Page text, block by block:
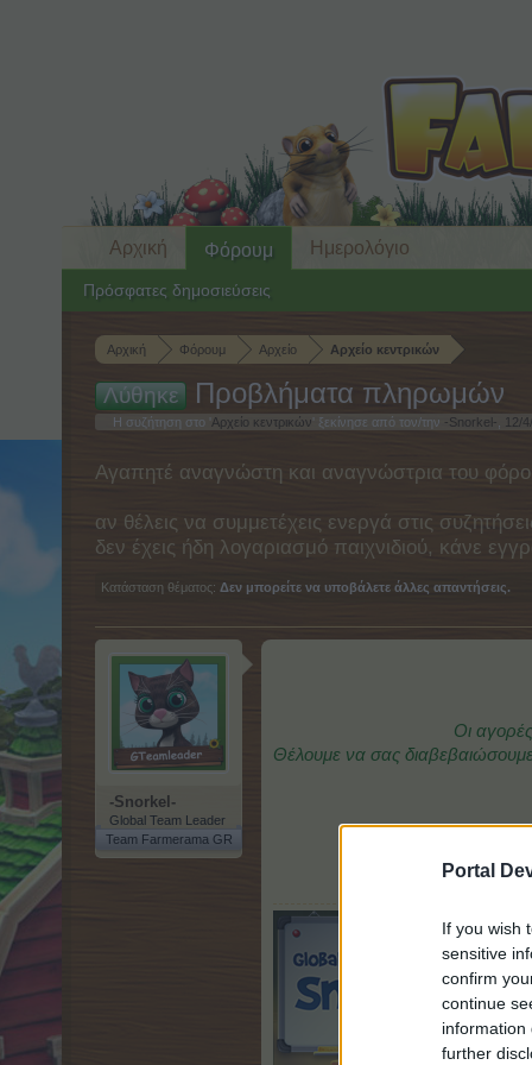
Portal
If you wish
sensitive
confirm
continue
information
further
Αρχική Φόρουμ Αρχείο Αρχείο κεντρικών
Λύθηκε Προβλήματα πληρωμών
Η συζήτηση στο ' Αρχείο κεντρικών ' ξεκίνησε από τον/την -Snorkel- 12/
Αγαπητέ αναγνώστη και αναγνώστρια του
αν θέλεις να συμμετέχεις ενεργά στις
δεν έχεις ήδη λογαριασμό παιχνιδιού, κάνε
Κατάσταση θέματος: Δεν μπορείτε να υποβάλετε άλλες απαντήσεις.
-Snorkel-
Global Team Leader
Team Farmerama GR
Οι
Θέλουμε να σας
Αρχική Φόρουμ
Πρόσφατες δημοσιεύσεις
Ημερολόγιο